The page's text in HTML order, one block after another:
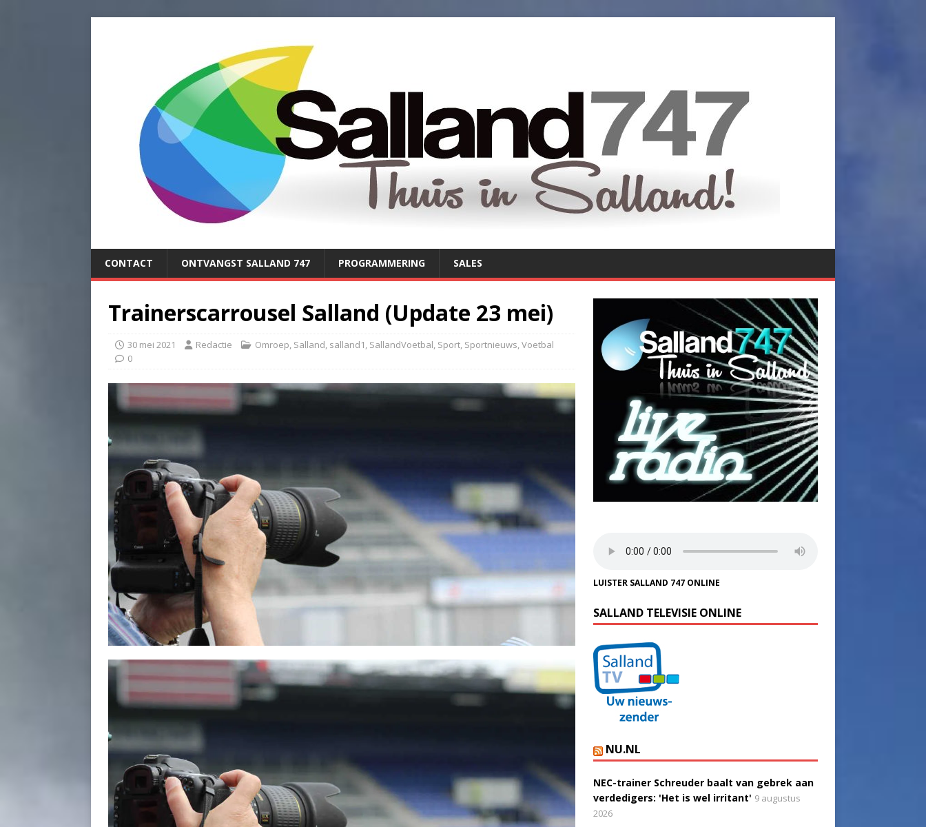
CONTACT ONTVANGST SALLAND 747 PROGRAMMERING SALES
Trainerscarrousel Salland (Update 23 mei)
30 mei 2021 Redactie Omroep, Salland, salland1, SallandVoetbal, Sport, Sportnieuws,Voetbal
0
LUISTER SALLAND 747 ONLINE
SALLAND TELEVISIE ONLINE
NU.NL
NEC-trainer Schreuder baalt van gebrek aan
verdedigers: 'Het is wel irritant' 9 augustus
2026